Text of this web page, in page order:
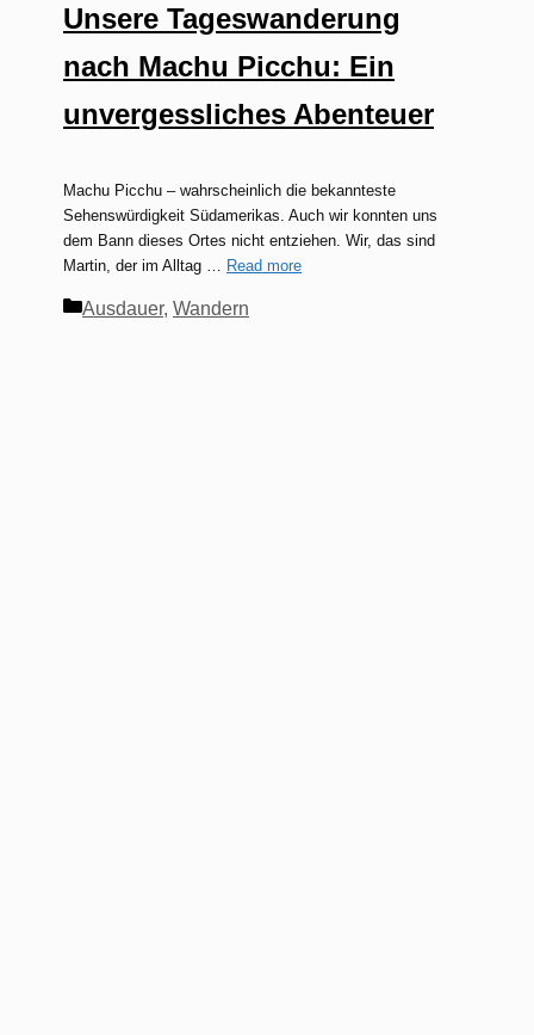
Unsere Tageswanderung
nach Machu Picchu: Ein
unvergessliches Abenteuer
Machu Picchu – wahrscheinlich die bekannteste
Sehenswürdigkeit Südamerikas. Auch wir konnten uns
dem Bann dieses Ortes nicht entziehen. Wir, das sind
Martin, der im Alltag … Read more
Kategorien
Ausdauer, Wandern